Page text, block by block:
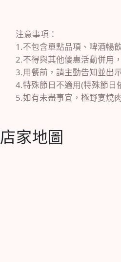
注意事項：
1.不包含單點品項、啤酒暢
2.不得與其他優惠活動併用
3.用餐前，請主動告知並出
4.特殊節日不適用(特殊節日
5.如有未盡事宜，極野宴燒
店家地圖